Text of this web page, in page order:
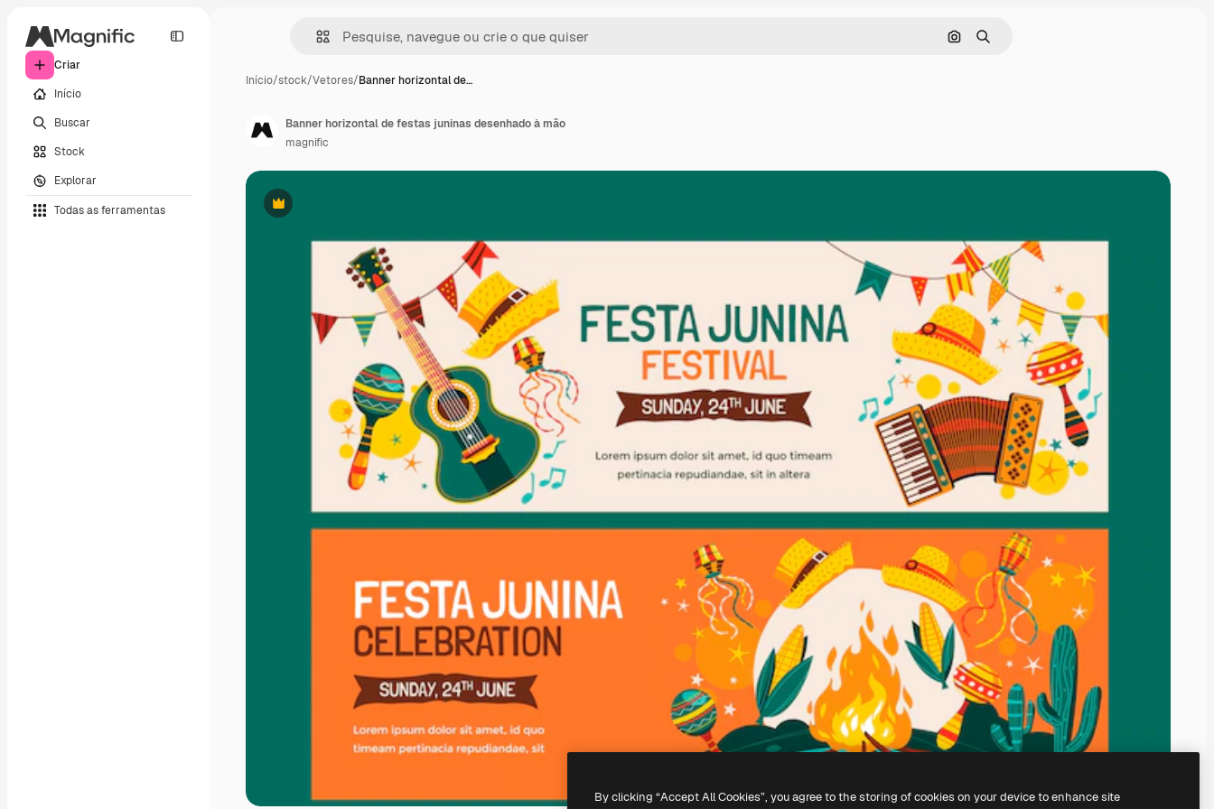
Criar
Início
Buscar
Stock
Explorar
Todas as ferramentas
Pesquisar por imagem
Buscar
Início/stock/Vetores/Banner horizontal de…
Premium
Banner horizontal de festas juninas desenhado à mão
magnific
By clicking “Accept All Cookies”, you agree to the storing of cookies on your device to enhance site